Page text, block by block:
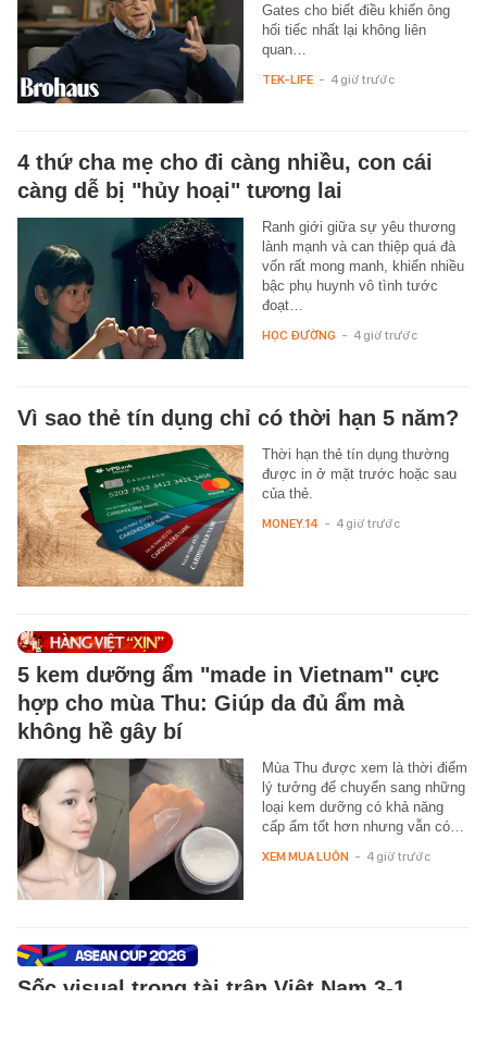
Gates cho biết điều khiến ông
hối tiếc nhất lại không liên
quan…
TEK-LIFE - 4 giờ trước
4 thứ cha mẹ cho đi càng nhiều, con cái
càng dễ bị "hủy hoại" tương lai
Ranh giới giữa sự yêu thương
lành mạnh và can thiệp quá đà
vốn rất mong manh, khiến nhiều
bậc phụ huynh vô tình tước
đoạt…
HỌC ĐƯỜNG - 4 giờ trước
Vì sao thẻ tín dụng chỉ có thời hạn 5 năm?
Thời hạn thẻ tín dụng thường
được in ở mặt trước hoặc sau
của thẻ.
MONEY.14 - 4 giờ trước
5 kem dưỡng ẩm "made in Vietnam" cực
hợp cho mùa Thu: Giúp da đủ ẩm mà
không hề gây bí
Mùa Thu được xem là thời điểm
lý tưởng để chuyển sang những
loại kem dưỡng có khả năng
cấp ẩm tốt hơn nhưng vẫn có…
XEM MUA LUÔN - 4 giờ trước
Sốc visual trọng tài trận Việt Nam 3-1